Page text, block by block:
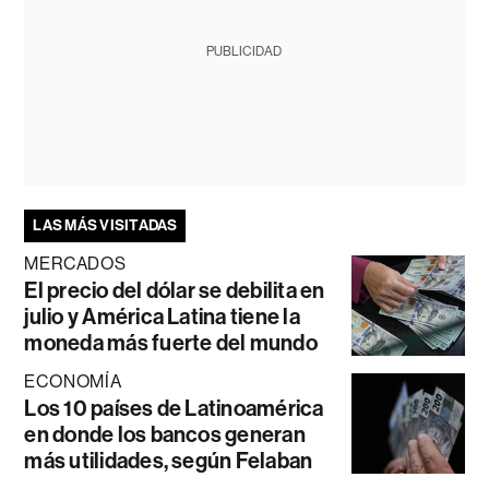
PUBLICIDAD
LAS MÁS VISITADAS
MERCADOS
El precio del dólar se debilita en
julio y América Latina tiene la
moneda más fuerte del mundo
ECONOMÍA
Los 10 países de Latinoamérica
en donde los bancos generan
más utilidades, según Felaban